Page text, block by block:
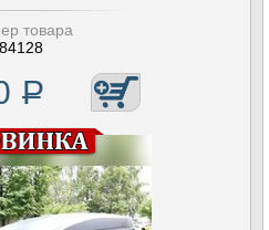
товара
84128
Р